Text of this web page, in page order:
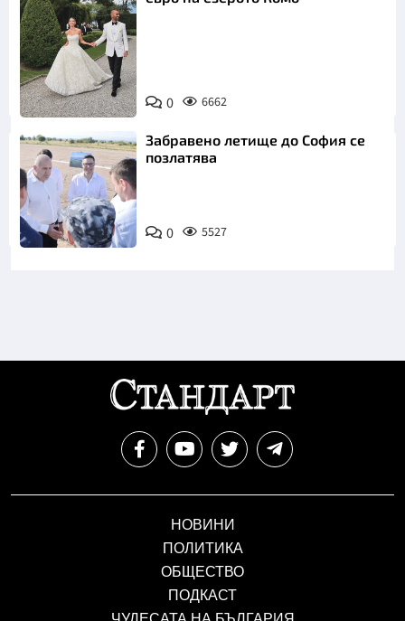
Снимка:
Инстаграм
0 6662
Забравено летище до София се
позлатява
0 5527
НОВИНИ
ПОЛИТИКА
ОБЩЕСТВО
ПОДКАСТ